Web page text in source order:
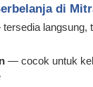
di
langsung,
— cocok untuk